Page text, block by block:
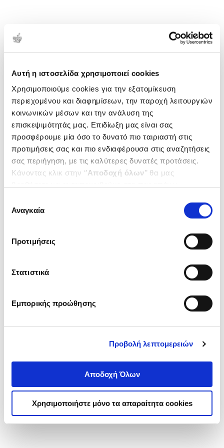
Αυτή η ιστοσελίδα χρησιμοποιεί cookies
Χρησιμοποιούμε cookies για την εξατομίκευση
περιεχομένου και διαφημίσεων, την παροχή λειτουργιών
κοινωνικών μέσων και την ανάλυση της
επισκεψιμότητάς μας. Επιδίωξη μας είναι σας
προσφέρουμε μία όσο το δυνατό πιο ταιριαστή στις
προτιμήσεις σας και πιο ενδιαφέρουσα στις αναζητήσεις
σας περιήγηση, με τις καλύτερες δυνατές προτάσεις.
Κάνοντας κλικ στην ‘’Αποδοχή όλων’’ θα μας
ενδιαφέρουν και να επιλέξετε από τα παρακάτω με την
΄΄και να ενημερωθείτε σχετικά με
συγκατάθεσης
Αναγκαία
Προτιμήσεις
Στατιστικά
Εμπορικής προώθησης
Προβολή λεπτομερειών
Αποδοχή Όλων
Χρησιμοποιήστε μόνο τα απαραίτητα cookies